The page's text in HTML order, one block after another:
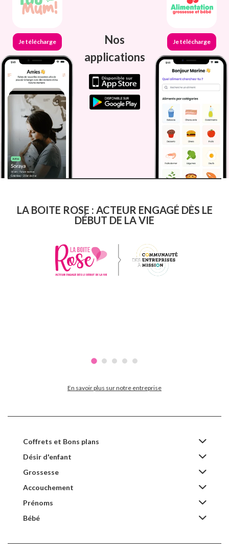
Je télécharge
Nos
applications
Je télécharge
LA BOITE ROSE : ACTEUR ENGAGÉ DÈS LE
DÉBUT DE LA VIE
En savoir plus sur notre entreprise
Coffrets et Bons plans
Désir d'enfant
Grossesse
Accouchement
Prénoms
Bébé